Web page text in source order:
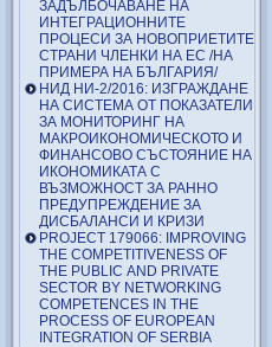
ЗАДЪЛБОЧАВАНЕ НА
ИНТЕГРАЦИОННИТЕ
ПРОЦЕСИ ЗА НОВОПРИЕТИТЕ
СТРАНИ ЧЛЕНКИ НА ЕС /НА
ПРИМЕРА НА БЪЛГАРИЯ/
НИД НИ-2/2016: ИЗГРАЖДАНЕ
НА СИСТЕМА ОТ ПОКАЗАТЕЛИ
ЗА МОНИТОРИНГ НА
МАКРОИКОНОМИЧЕСКОТО И
ФИНАНСОВО СЪСТОЯНИЕ НА
ИКОНОМИКАТА С
ВЪЗМОЖНОСТ ЗА РАННО
ПРЕДУПРЕЖДЕНИЕ ЗА
ДИСБАЛАНСИ И КРИЗИ
PROJECT 179066: IMPROVING
THE COMPETITIVENESS OF
THE PUBLIC AND PRIVATE
SECTOR BY NETWORKING
COMPETENCES IN THE
PROCESS OF EUROPEAN
INTEGRATION OF SERBIA